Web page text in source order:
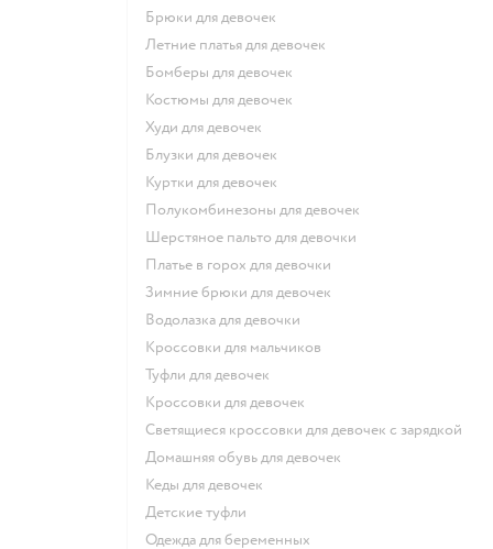
Брюки для девочек
Летние платья для девочек
Бомберы для девочек
Костюмы для девочек
Худи для девочек
Блузки для девочек
Куртки для девочек
Полукомбинезоны для девочек
Шерстяное пальто для девочки
Платье в горох для девочки
Зимние брюки для девочек
Водолазка для девочки
Кроссовки для мальчиков
Туфли для девочек
Кроссовки для девочек
Светящиеся кроссовки для девочек с зарядкой
Домашняя обувь для девочек
Кеды для девочек
Детские туфли
Одежда для беременных